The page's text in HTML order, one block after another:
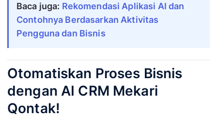
Baca juga: Rekomendasi Aplikasi AI dan
Contohnya Berdasarkan Aktivitas
Pengguna dan Bisnis
Otomatiskan Proses Bisnis
dengan AI CRM Mekari
Qontak!